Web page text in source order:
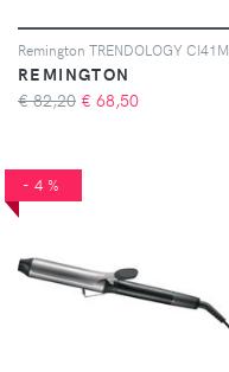
REMINGTON
€ 82,20 € 68,50
-4%